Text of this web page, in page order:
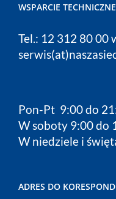
WSPARCIE
Tel.: 12 312 80 00
Pon-Pt 9:00 do
W soboty 9:00 do
W niedziele i
ADRES DO